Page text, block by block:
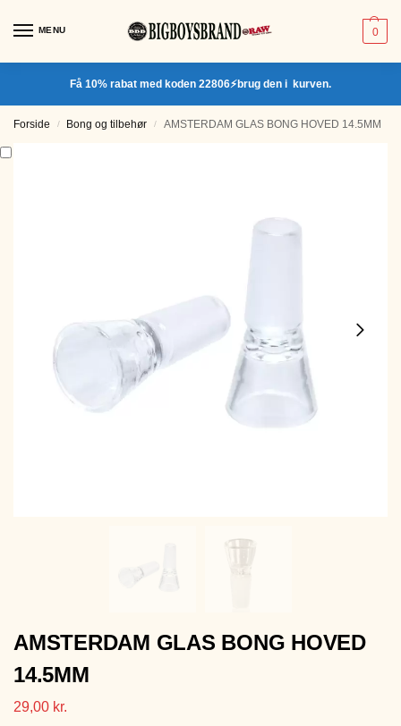
MENU 0
Få 10% rabat med koden 22806⚡brug den i kurven.
Forside / Bong og tilbehør / AMSTERDAM GLAS BONG HOVED 14.5MM
AMSTERDAM GLAS BONG HOVED
14.5MM
29,00 kr.